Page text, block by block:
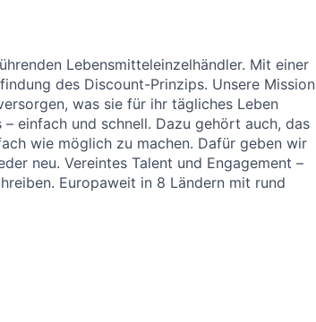
Lebensmitteleinzelhändler. Mit einer
des Discount-Prinzips. Unsere Mission
was sie für ihr tägliches Leben
einfach und schnell. Dazu gehört auch, das
wie möglich zu machen. Dafür geben wir
neu. Vereintes Talent und Engagement –
Europaweit in 8 Ländern mit rund